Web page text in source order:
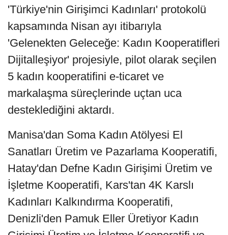
'Türkiye'nin Girişimci Kadınları' protokolü
kapsamında Nisan ayı itibarıyla
'Gelenekten Geleceğe: Kadın Kooperatifleri
Dijitalleşiyor' projesiyle, pilot olarak seçilen
5 kadın kooperatifini e-ticaret ve
markalaşma süreçlerinde uçtan uca
desteklediğini aktardı.
Manisa'dan Soma Kadın Atölyesi El
Sanatları Üretim ve Pazarlama Kooperatifi,
Hatay'dan Defne Kadın Girişimi Üretim ve
İşletme Kooperatifi, Kars'tan 4K Karslı
Kadınları Kalkındırma Kooperatifi,
Denizli'den Pamuk Eller Üretiyor Kadın